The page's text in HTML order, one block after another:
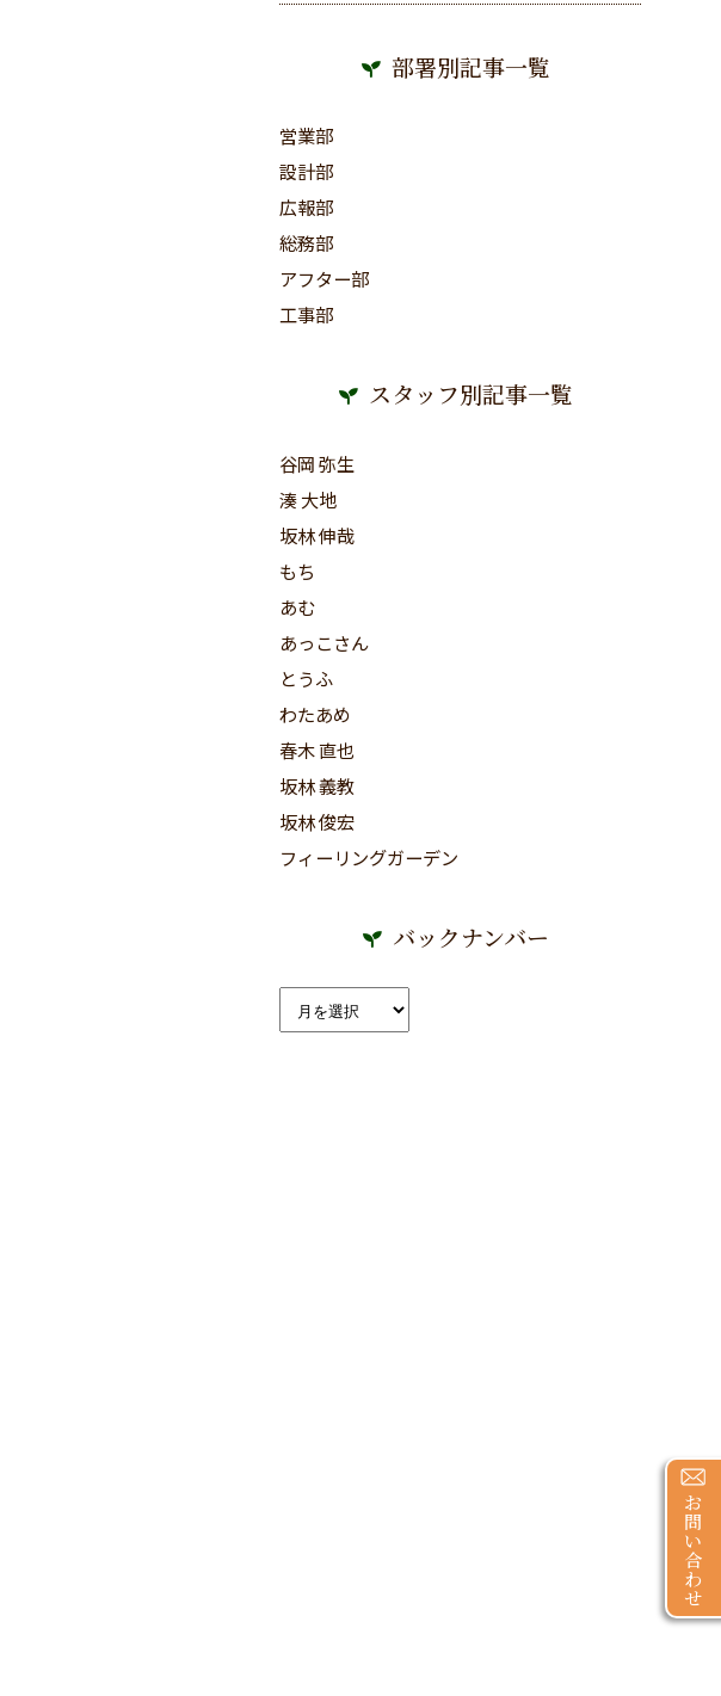
お
問
い
合
わ
せ
部署別記事一覧
営業部
設計部
広報部
総務部
アフター部
工事部
スタッフ別記事一覧
谷岡 弥生
湊 大地
坂林 伸哉
もち
あむ
あっこさん
とうふ
わたあめ
春木 直也
坂林 義教
坂林 俊宏
フィーリングガーデン
バックナンバー